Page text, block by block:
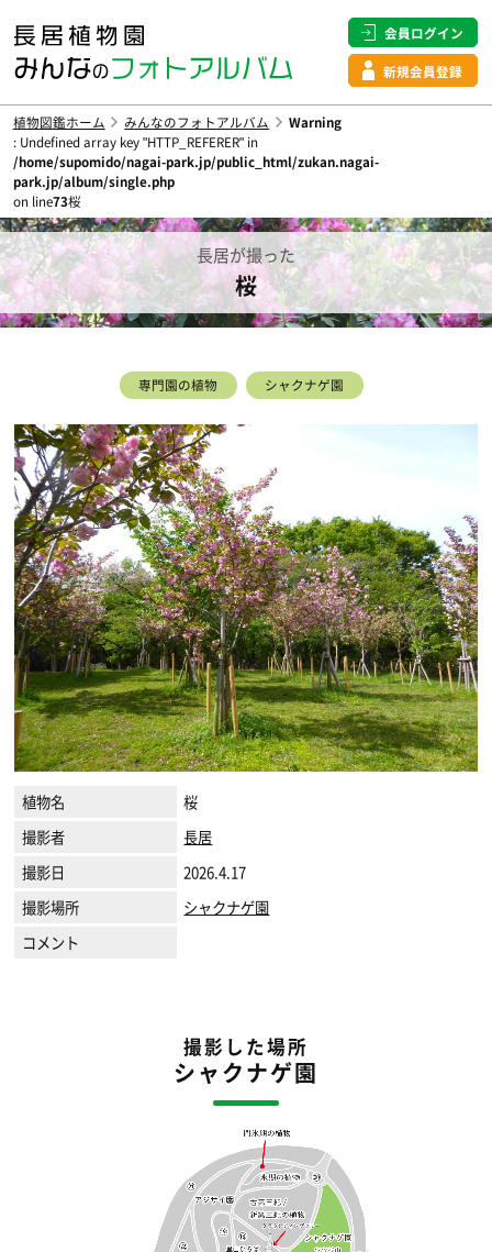
会員ログイン
新規会員登録
植物図鑑ホーム みんなのフォトアルバム
Warning
: Undefined array key "HTTP_REFERER" in
/home/supomido/nagai-park.jp/public_html/zukan.nagai-
park.jp/album/single.php
on line73桜
長居が撮った
桜
専門園の植物 シャクナゲ園
植物名
桜
撮影者
長居
撮影日
2026.4.17
撮影場所
シャクナゲ園
コメント
撮影した場所
シャクナゲ園